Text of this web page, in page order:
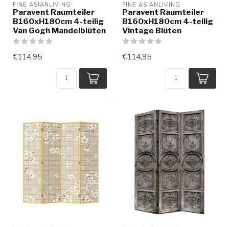
FINE ASIANLIVING
Paravent Raumteiler
B160xH180cm 4-teilig
Van Gogh Mandelblüten
€114,95
FINE ASIANLIVING
Paravent Raumteiler
B160xH180cm 4-teilig
Vintage Blüten
€114,95